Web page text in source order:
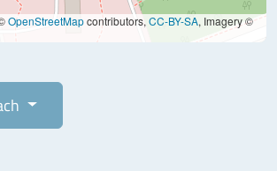
OpenStreetMapcontributors, CC-BY-SA, Imagery ©